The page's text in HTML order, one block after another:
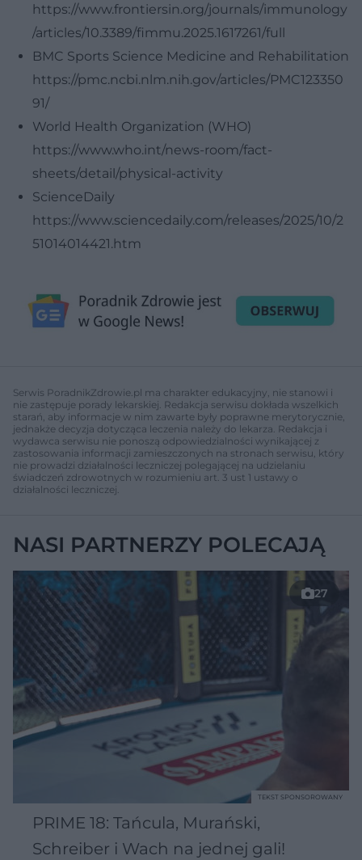
https://www.frontiersin.org/journals/immunology
/articles/10.3389/fimmu.2025.1617261/full
BMC Sports Science Medicine and Rehabilitation
https://pmc.ncbi.nlm.nih.gov/articles/PMC123350
91/
World Health Organization (WHO)
https://www.who.int/news-room/fact-
sheets/detail/physical-activity
ScienceDaily
https://www.sciencedaily.com/releases/2025/10/2
51014014421.htm
Serwis PoradnikZdrowie.pl ma charakter edukacyjny, nie stanowi i
nie zastępuje porady lekarskiej. Redakcja serwisu dokłada wszelkich
starań, aby informacje w nim zawarte były poprawne merytorycznie,
jednakże decyzja dotycząca leczenia należy do lekarza. Redakcja i
wydawca serwisu nie ponoszą odpowiedzialności wynikającej z
zastosowania informacji zamieszczonych na stronach serwisu, który
nie prowadzi działalności leczniczej polegającej na udzielaniu
świadczeń zdrowotnych w rozumieniu art. 3 ust 1 ustawy o
działalności leczniczej.
NASI PARTNERZY POLECAJĄ
27
PRIME 18: Tańcula, Murański,
Schreiber i Wach na jednej gali!
TEKST SPONSOROWANY